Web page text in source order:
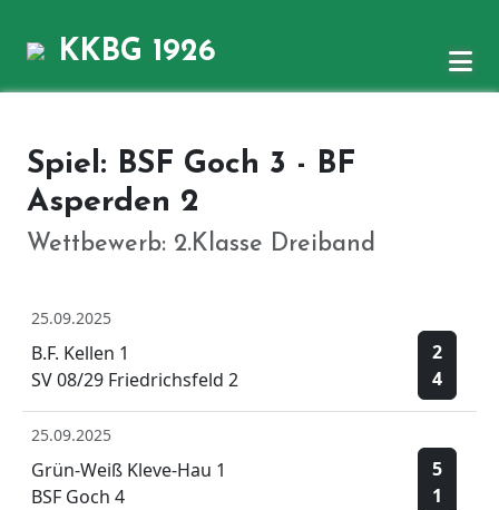
KKBG 1926
Spiel: BSF Goch 3 - BF
Asperden 2
Wettbewerb: 2.Klasse Dreiband
25.09.2025
B.F. Kellen 1
SV 08/29 Friedrichsfeld 2
2
4
25.09.2025
Grün-Weiß Kleve-Hau 1
BSF Goch 4
5
1